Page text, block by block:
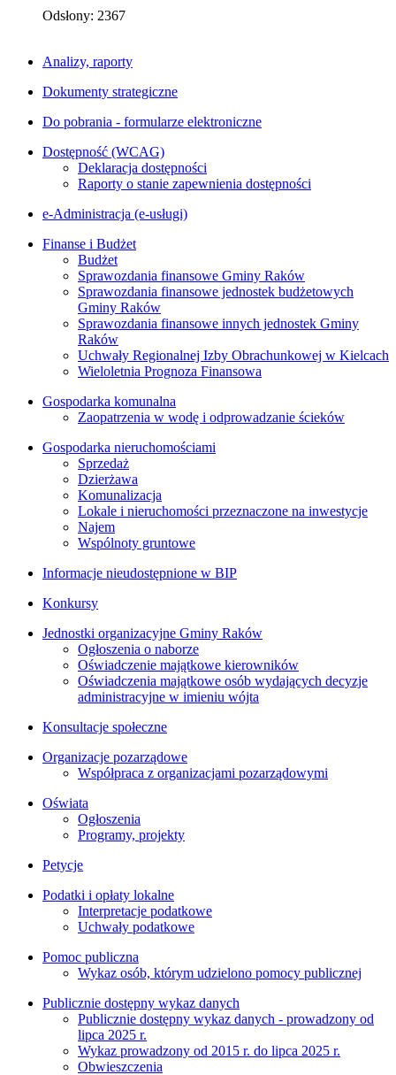
Odsłony: 2367
Analizy, raporty
Dokumenty strategiczne
Do pobrania - formularze elektroniczne
Dostępność (WCAG)
Deklaracja dostępności
Raporty o stanie zapewnienia dostępności
e-Administracja (e-usługi)
Finanse i Budżet
Budżet
Sprawozdania finansowe Gminy Raków
Sprawozdania finansowe jednostek budżetowych
Gminy Raków
Sprawozdania finansowe innych jednostek Gminy
Raków
Uchwały Regionalnej Izby Obrachunkowej w Kielcach
Wieloletnia Prognoza Finansowa
Gospodarka komunalna
Zaopatrzenia w wodę i odprowadzanie ścieków
Gospodarka nieruchomościami
Sprzedaż
Dzierżawa
Komunalizacja
Lokale i nieruchomości przeznaczone na inwestycje
Najem
Wspólnoty gruntowe
Informacje nieudostępnione w BIP
Konkursy
Jednostki organizacyjne Gminy Raków
Ogłoszenia o naborze
Oświadczenie majątkowe kierowników
Oświadczenia majątkowe osób wydających decyzje
administracyjne w imieniu wójta
Konsultacje społeczne
Organizacje pozarządowe
Współpraca z organizacjami pozarządowymi
Oświata
Ogłoszenia
Programy, projekty
Petycje
Podatki i opłaty lokalne
Interpretacje podatkowe
Uchwały podatkowe
Pomoc publiczna
Wykaz osób, którym udzielono pomocy publicznej
Publicznie dostępny wykaz danych
Publicznie dostępny wykaz danych - prowadzony od
lipca 2025 r.
Wykaz prowadzony od 2015 r. do lipca 2025 r.
Obwieszczenia